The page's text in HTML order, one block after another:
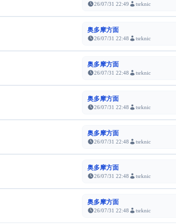
26/07/31 22:49 tsrknic
奥多摩方面
26/07/31 22:48 tsrknic
奥多摩方面
26/07/31 22:48 tsrknic
奥多摩方面
26/07/31 22:48 tsrknic
奥多摩方面
26/07/31 22:48 tsrknic
奥多摩方面
26/07/31 22:48 tsrknic
奥多摩方面
26/07/31 22:48 tsrknic